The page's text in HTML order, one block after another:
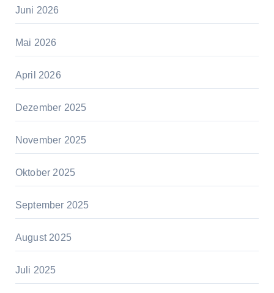
Juni 2026
Mai 2026
April 2026
Dezember 2025
November 2025
Oktober 2025
September 2025
August 2025
Juli 2025